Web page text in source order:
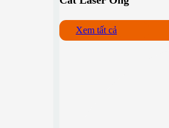
Xem tất cả